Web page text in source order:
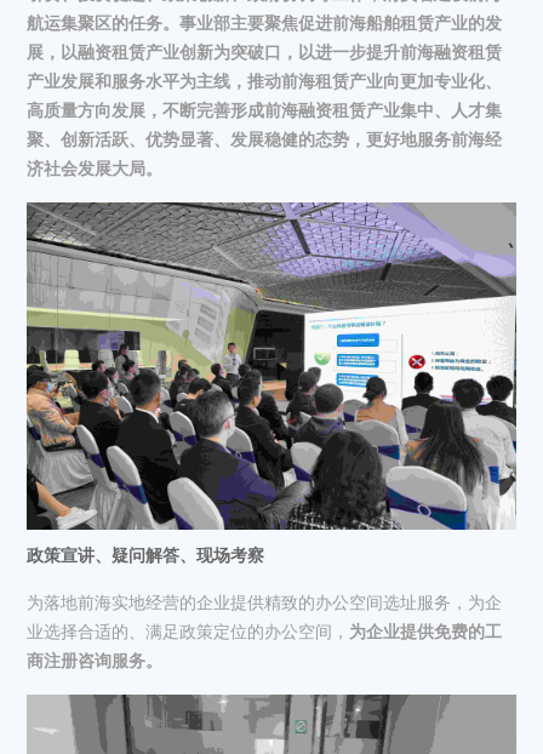
航运集聚区的任务。事业部主要聚焦促进前海船舶租赁产业的发
展，以融资租赁产业创新为突破口，以进一步提升前海融资租赁
产业发展和服务水平为主线，推动前海租赁产业向更加专业化、
高质量方向发展，不断完善形成前海融资租赁产业集中、人才集
聚、创新活跃、优势显著、发展稳健的态势，更好地服务前海经
济社会发展大局。
政策宣讲、疑问解答、现场考察
为落地前海实地经营的企业提供精致的办公空间选址服务，为企
业选择合适的、满足政策定位的办公空间， 为企业提供免费的工
商注册咨询服务。